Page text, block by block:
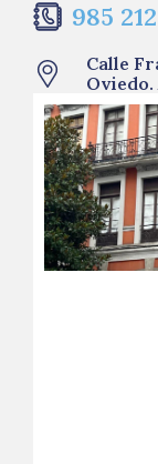
985
Calle
Oviedo.